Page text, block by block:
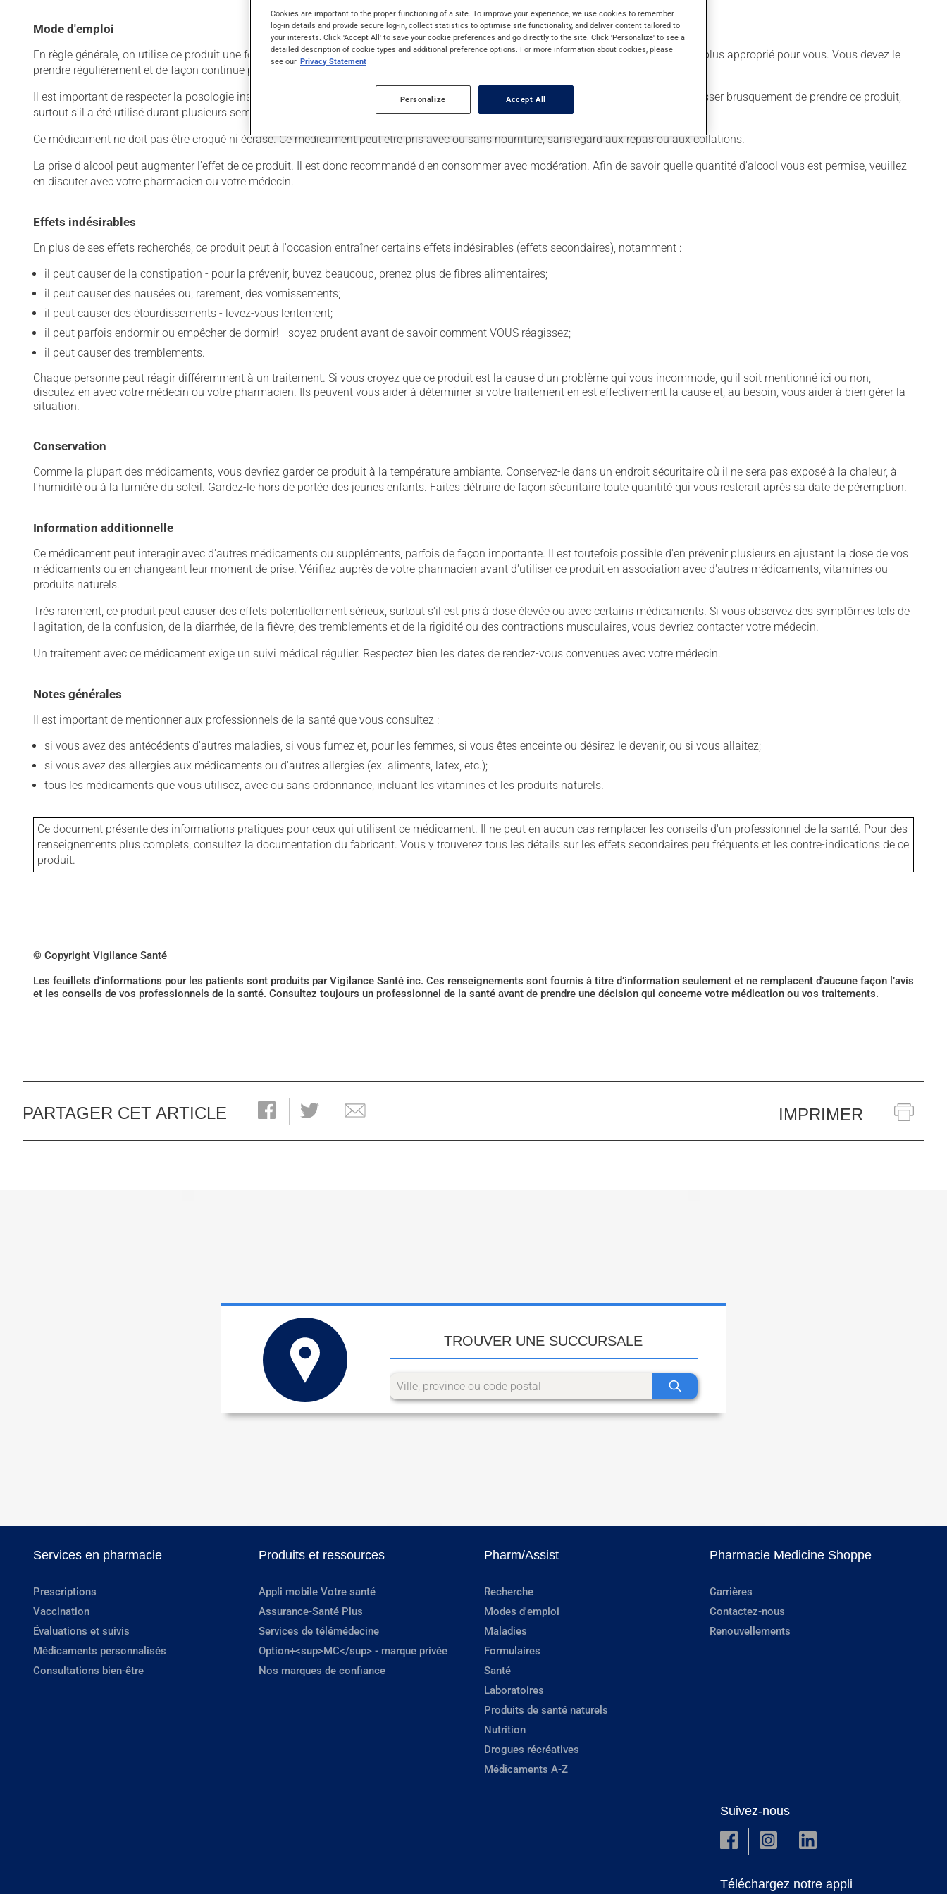
Mode d'emploi
En règle générale, on utilise ce produit une fois par jour. Il est possible que votre pharmacien vous ait indiqué un horaire différent qui est plus approprié pour vous. Vous devez le
prendre régulièrement et de façon continue pour maintenir ses effets bénéfiques.
Il est important de respecter la posologie inscrite sur l'étiquette. N'en utilisez pas plus, ni plus souvent qu'indiqué. Il est déconseillé de cesser brusquement de prendre ce produit,
surtout s'il a été utilisé durant plusieurs semaines. Si vous voulez cesser de l'utiliser, discutez-en avec votre pharmacien.
Ce médicament ne doit pas être croqué ni écrasé. Ce médicament peut être pris avec ou sans nourriture, sans égard aux repas ou aux collations.
La prise d'alcool peut augmenter l'effet de ce produit. Il est donc recommandé d'en consommer avec modération. Afin de savoir quelle quantité d'alcool vous est permise, veuillez
en discuter avec votre pharmacien ou votre médecin.
Effets indésirables
En plus de ses effets recherchés, ce produit peut à l'occasion entraîner certains effets indésirables (effets secondaires), notamment :
il peut causer de la constipation - pour la prévenir, buvez beaucoup, prenez plus de fibres alimentaires;
il peut causer des nausées ou, rarement, des vomissements;
il peut causer des étourdissements - levez-vous lentement;
il peut parfois endormir ou empêcher de dormir! - soyez prudent avant de savoir comment VOUS réagissez;
il peut causer des tremblements.
Chaque personne peut réagir différemment à un traitement. Si vous croyez que ce produit est la cause d'un problème qui vous incommode, qu'il soit mentionné ici ou non,
discutez-en avec votre médecin ou votre pharmacien. Ils peuvent vous aider à déterminer si votre traitement en est effectivement la cause et, au besoin, vous aider à bien gérer la
situation.
Conservation
Comme la plupart des médicaments, vous devriez garder ce produit à la température ambiante. Conservez-le dans un endroit sécuritaire où il ne sera pas exposé à la chaleur, à
l'humidité ou à la lumière du soleil. Gardez-le hors de portée des jeunes enfants. Faites détruire de façon sécuritaire toute quantité qui vous resterait après sa date de péremption.
Information additionnelle
Ce médicament peut interagir avec d'autres médicaments ou suppléments, parfois de façon importante. Il est toutefois possible d'en prévenir plusieurs en ajustant la dose de vos
médicaments ou en changeant leur moment de prise. Vérifiez auprès de votre pharmacien avant d'utiliser ce produit en association avec d'autres médicaments, vitamines ou
produits naturels.
Très rarement, ce produit peut causer des effets potentiellement sérieux, surtout s'il est pris à dose élevée ou avec certains médicaments. Si vous observez des symptômes tels de
l'agitation, de la confusion, de la diarrhée, de la fièvre, des tremblements et de la rigidité ou des contractions musculaires, vous devriez contacter votre médecin.
Un traitement avec ce médicament exige un suivi médical régulier. Respectez bien les dates de rendez-vous convenues avec votre médecin.
Notes générales
Il est important de mentionner aux professionnels de la santé que vous consultez :
si vous avez des antécédents d'autres maladies, si vous fumez et, pour les femmes, si vous êtes enceinte ou désirez le devenir, ou si vous allaitez;
si vous avez des allergies aux médicaments ou d'autres allergies (ex. aliments, latex, etc.);
tous les médicaments que vous utilisez, avec ou sans ordonnance, incluant les vitamines et les produits naturels.
Ce document présente des informations pratiques pour ceux qui utilisent ce médicament. Il ne peut en aucun cas remplacer les conseils d'un professionnel de la santé. Pour des
renseignements plus complets, consultez la documentation du fabricant. Vous y trouverez tous les détails sur les effets secondaires peu fréquents et les contre-indications de ce
produit.
© Copyright Vigilance Santé
Les feuillets d'informations pour les patients sont produits par Vigilance Santé inc. Ces renseignements sont fournis à titre d’information seulement et ne remplacent d’aucune façon l’avis
et les conseils de vos professionnels de la santé. Consultez toujours un professionnel de la santé avant de prendre une décision qui concerne votre médication ou vos traitements.
PARTAGER CET ARTICLE IMPRIMER
TROUVER UNE SUCCURSALE
Services en pharmacie
Prescriptions
Vaccination
Évaluations et suivis
Médicaments personnalisés
Consultations bien-être
Produits et ressources
Appli mobile Votre santé
Assurance-Santé Plus
Services de télémédecine
Option+<sup>MC</sup> - marque privée
Nos marques de confiance
Pharm/Assist
Recherche
Modes d'emploi
Maladies
Formulaires
Santé
Laboratoires
Produits de santé naturels
Nutrition
Drogues récréatives
Médicaments A-Z
Pharmacie Medicine Shoppe
Carrières
Contactez-nous
Renouvellements
Suivez-nous
Téléchargez notre appli
Cookies are important to the proper functioning of a site. To improve your experience, we use cookies to remember
log-in details and provide secure log-in, collect statistics to optimise site functionality, and deliver content tailored to
your interests. Click 'Accept All' to save your cookie preferences and go directly to the site. Click 'Personalize' to see a
detailed description of cookie types and additional preference options. For more information about cookies, please
see our Privacy Statement
Personalize Accept All